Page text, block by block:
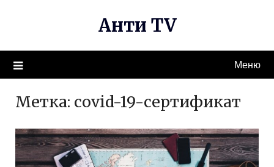
Анти TV
Меню
Метка: covid-19-сертификат